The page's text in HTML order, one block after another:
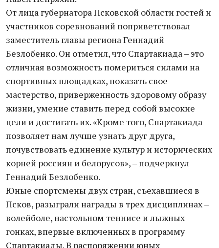
От лица губернатора Псковской области гостей и
участников соревнований поприветствовал
заместитель главы региона Геннадий
Безлобенко. Он отметил, что Спартакиада – это
отличная возможность помериться силами на
спортивных площадках, показать свое
мастерство, приверженность здоровому образу
жизни, умение ставить перед собой высокие
цели и достигать их. «Кроме того, Спартакиада
позволяет нам лучше узнать друг друга,
почувствовать единение культур и исторических
корней россиян и белорусов», – подчеркнул
Геннадий Безлобенко.
Юные спортсмены двух стран, съехавшиеся в
Псков, разыграли награды в трех дисциплинах –
волейболе, настольном теннисе и лыжных
гонках, впервые включенных в программу
Спартакиады. В распоряжении юных